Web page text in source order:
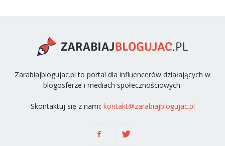
Zarabiajblogujac.pl to portal dla influencerów działających w
blogosferze i mediach społecznościowych.
Skontaktuj się z nami: kontakt@zarabiajblogujac.pl